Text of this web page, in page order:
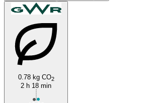
Yeovil
0.78 kg CO2
2 h 18 min